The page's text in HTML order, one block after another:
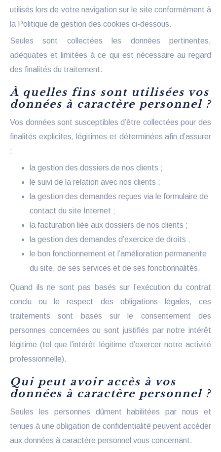
utilisés lors de votre navigation sur le site conformément à
la Politique de gestion des cookies ci-dessous.
Seules sont collectées les données pertinentes,
adéquates et limitées à ce qui est nécessaire au regard
des finalités du traitement.
À quelles fins sont utilisées vos
données à caractère personnel ?
Vos données sont susceptibles d’être collectées pour des
finalités explicites, légitimes et déterminées afin d’assurer
:
la gestion des dossiers de nos clients ;
le suivi de la relation avec nos clients ;
la gestion des demandes reçues via le formulaire de
contact du site Internet ;
la facturation liée aux dossiers de nos clients ;
la gestion des demandes d’exercice de droits ;
le bon fonctionnement et l’amélioration permanente
du site, de ses services et de ses fonctionnalités.
Quand ils ne sont pas basés sur l’exécution du contrat
conclu ou le respect des obligations légales, ces
traitements sont basés sur le consentement des
personnes concernées ou sont justifiés par notre intérêt
légitime (tel que l’intérêt légitime d’exercer notre activité
professionnelle).
Qui peut avoir accès à vos
données à caractère personnel ?
Seules les personnes dûment habilitées par nous et
tenues à une obligation de confidentialité peuvent accéder
aux données à caractère personnel vous concernant.